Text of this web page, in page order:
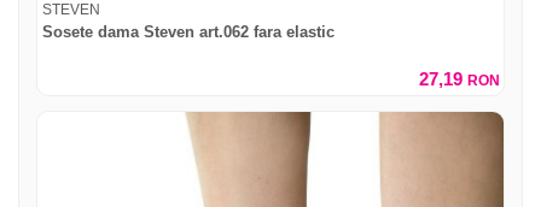
STEVEN
Sosete dama Steven art.062 fara elastic
27,19 RON